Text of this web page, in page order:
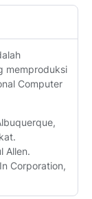
memproduksi
Computer
Allen.
Corporation,